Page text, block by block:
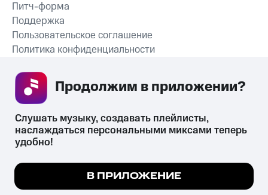
СКАЧАТЬ ПРИЛОЖЕНИЕ
Питч-форма
Поддержка
Пользовательское соглашение
Политика конфиденциальности
психотропных веществ, их аналогов причиняет вред здоровью,
их незаконный оборот запрещён и влечёт установленную
законодательством ответственность.
Мы используем куки, чтобы на сайте все
Подробнее
Слушать музыку, создавать плейлисты,
наслаждаться персональными миксами теперь
удобно!
В ПРИЛОЖЕНИЕ